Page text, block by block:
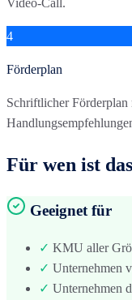
Video-Call.
4
Förderplan
Schriftlicher Förderplan
Für wen ist
Geeignet für
✓ KMU aller
✓ Unternehmen
✓ Unternehmen